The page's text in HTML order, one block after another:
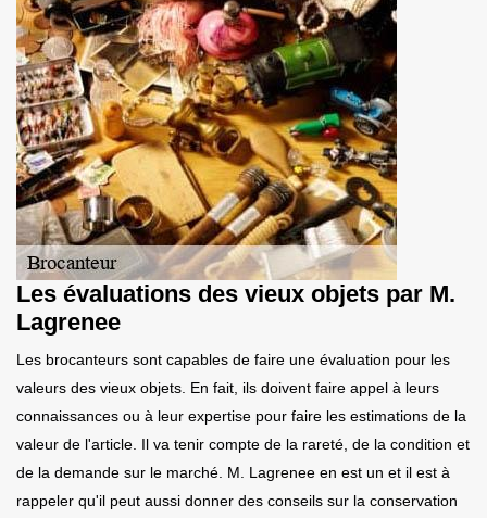
Les évaluations des vieux objets par M.
Lagrenee
Les brocanteurs sont capables de faire une évaluation pour les
valeurs des vieux objets. En fait, ils doivent faire appel à leurs
connaissances ou à leur expertise pour faire les estimations de la
valeur de l'article. Il va tenir compte de la rareté, de la condition et
de la demande sur le marché. M. Lagrenee en est un et il est à
rappeler qu'il peut aussi donner des conseils sur la conservation